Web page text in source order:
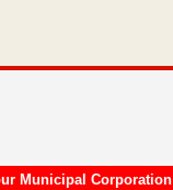
Municipal